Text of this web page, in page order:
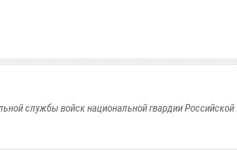
службы войск национальной гвардии